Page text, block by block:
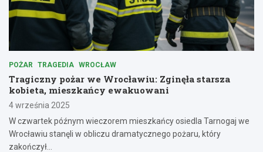
POŻAR TRAGEDIA WROCŁAW
Tragiczny pożar we Wrocławiu: Zginęła starsza
kobieta, mieszkańcy ewakuowani
4 września 2025
W czwartek późnym wieczorem mieszkańcy osiedla Tarnogaj we
Wrocławiu stanęli w obliczu dramatycznego pożaru, który
zakończył…